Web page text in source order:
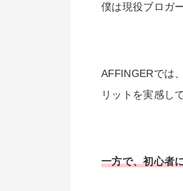
僕は現役ブロガ
AFFINGERでは
リットを実感し
一方で、初心者